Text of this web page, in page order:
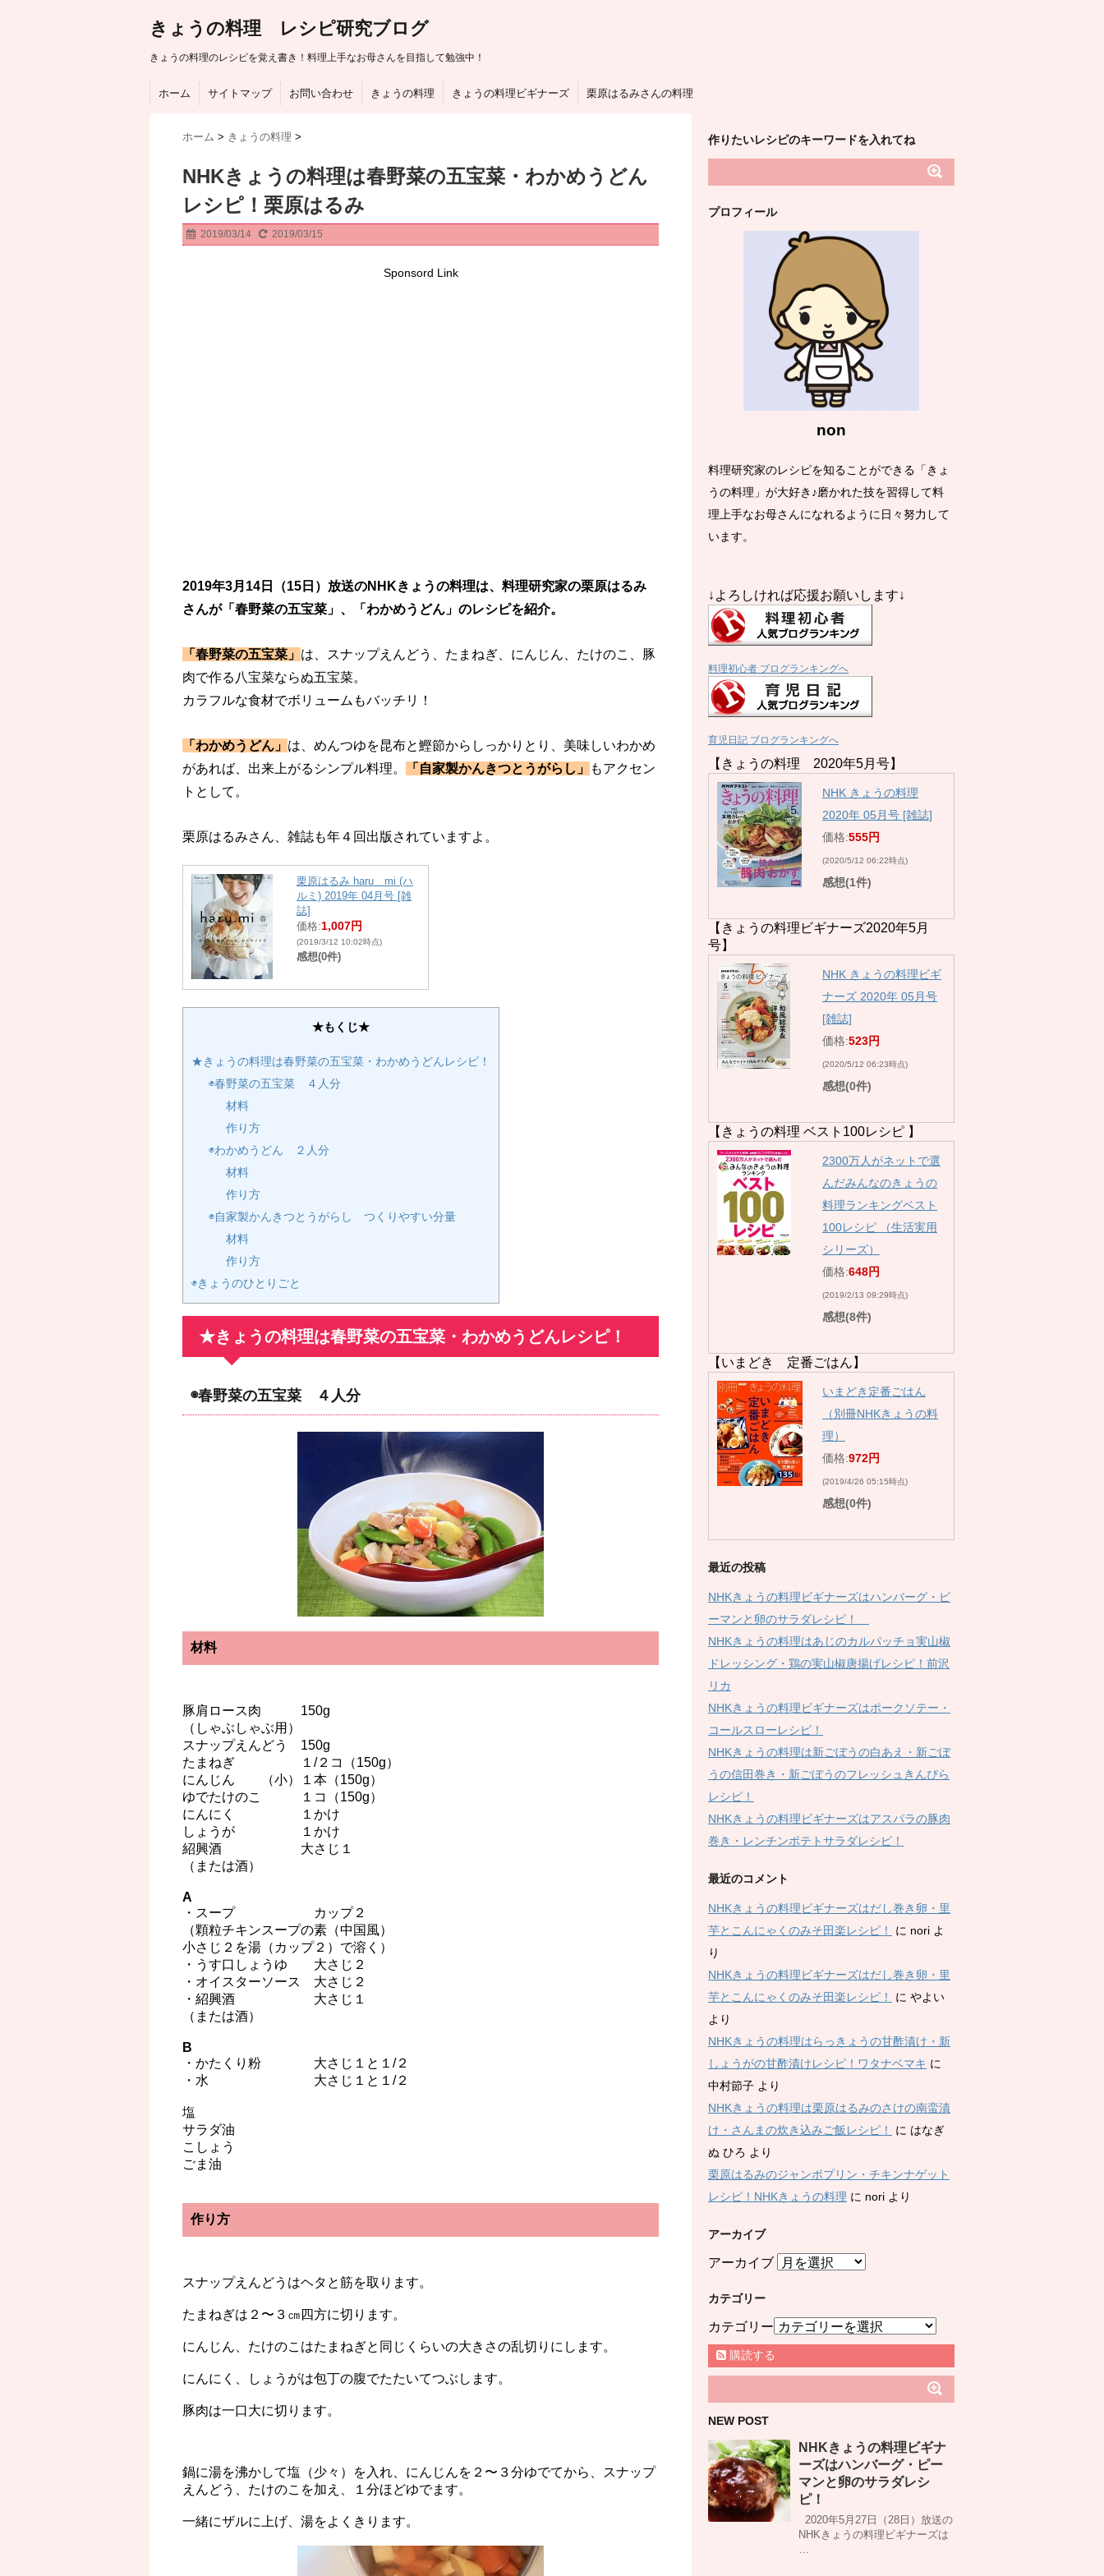
きょうの料理 レシピ研究ブログ
きょうの料理のレシピを覚え書き！料理上手なお母さんを目指して勉強中！
ホーム サイトマップ お問い合わせ きょうの料理 きょうの料理ビギナーズ 栗原はるみさんの料理
ホーム > きょうの料理 >
NHKきょうの料理は春野菜の五宝菜・わかめうどん
レシピ！栗原はるみ
2019/03/14 2019/03/15
Sponsord Link
2019年3月14日（15日）放送のNHKきょうの料理は、料理研究家の栗原はるみ
さんが「春野菜の五宝菜」、「わかめうどん」のレシピを紹介。
「春野菜の五宝菜」 は、スナップえんどう、たまねぎ、にんじん、たけのこ、豚
肉で作る八宝菜ならぬ五宝菜。
カラフルな食材でボリュームもバッチリ！
「わかめうどん」 は、めんつゆを昆布と鰹節からしっかりとり、美味しいわかめ
があれば、出来上がるシンプル料理。
「自家製かんきつとうがらし」
もアクセン
トとして。
栗原はるみさん、雑誌も年４回出版されていますよ。
栗原はるみ haru＿mi (ハ
ルミ) 2019年 04月号 [雑
誌]
価格:1,007円
(2019/3/12 10:02時点)
感想(0件)
★もくじ★
★きょうの料理は春野菜の五宝菜・わかめうどんレシピ！
◉春野菜の五宝菜 ４人分
材料
作り方
◉わかめうどん ２人分
材料
作り方
◉自家製かんきつとうがらし つくりやすい分量
材料
作り方
◉きょうのひとりごと
★きょうの料理は春野菜の五宝菜・わかめうどんレシピ！
◉春野菜の五宝菜 ４人分
材料
豚肩ロース肉 150g
（しゃぶしゃぶ用）
スナップえんどう 150g
たまねぎ １/２コ（150g）
にんじん （小）１本（150g）
ゆでたけのこ １コ（150g）
にんにく １かけ
しょうが １かけ
紹興酒 大さじ１
（または酒）
A
・スープ カップ２
（顆粒チキンスープの素（中国風）
小さじ２を湯（カップ２）で溶く）
・うす口しょうゆ 大さじ２
・オイスターソース 大さじ２
・紹興酒 大さじ１
（または酒）
B
・かたくり粉 大さじ１と１/２
・水 大さじ１と１/２
塩
サラダ油
こしょう
ごま油
作り方
スナップえんどうはヘタと筋を取ります。
たまねぎは２〜３㎝四方に切ります。
にんじん、たけのこはたまねぎと同じくらいの大きさの乱切りにします。
にんにく、しょうがは包丁の腹でたたいてつぶします。
豚肉は一口大に切ります。
鍋に湯を沸かして塩（少々）を入れ、にんじんを２〜３分ゆでてから、スナップ
えんどう、たけのこを加え、１分ほどゆでます。
一緒にザルに上げ、湯をよくきります。
作りたいレシピのキーワードを入れてね
プロフィール
non
料理研究家のレシピを知ることができる「きょ
うの料理」が大好き♪磨かれた技を習得して料
理上手なお母さんになれるように日々努力して
います。
↓よろしければ応援お願いします↓
料理初心者 ブログランキングへ
育児日記 ブログランキングへ
【きょうの料理 2020年5月号】
NHK きょうの料理
2020年 05月号 [雑誌]
価格:555円
(2020/5/12 06:22時点)
感想(1件)
【きょうの料理ビギナーズ2020年5月
号】
NHK きょうの料理ビギ
ナーズ 2020年 05月号
[雑誌]
価格:523円
(2020/5/12 06:23時点)
感想(0件)
【きょうの料理 ベスト100レシピ 】
2300万人がネットで選
んだみんなのきょうの
料理ランキングベスト
100レシピ （生活実用
シリーズ）
価格:648円
(2019/2/13 09:29時点)
感想(8件)
【いまどき 定番ごはん】
いまどき定番ごはん
（別冊NHKきょうの料
理）
価格:972円
(2019/4/26 05:15時点)
感想(0件)
最近の投稿
NHKきょうの料理ビギナーズはハンバーグ・ピ
ーマンと卵のサラダレシピ！
NHKきょうの料理はあじのカルパッチョ実山椒
ドレッシング・鶏の実山椒唐揚げレシピ！前沢
リカ
NHKきょうの料理ビギナーズはポークソテー・
コールスローレシピ！
NHKきょうの料理は新ごぼうの白あえ・新ごぼ
うの信田巻き・新ごぼうのフレッシュきんぴら
レシピ！
NHKきょうの料理ビギナーズはアスパラの豚肉
巻き・レンチンポテトサラダレシピ！
最近のコメント
NHKきょうの料理ビギナーズはだし巻き卵・里
芋とこんにゃくのみそ田楽レシピ！
に nori よ
り
NHKきょうの料理ビギナーズはだし巻き卵・里
芋とこんにゃくのみそ田楽レシピ！
に やよい
より
NHKきょうの料理はらっきょうの甘酢漬け・新
しょうがの甘酢漬けレシピ！ワタナベマキ に
中村節子 より
NHKきょうの料理は栗原はるみのさけの南蛮漬
け・さんまの炊き込みご飯レシピ！
に はなぎ
ぬ ひろ より
栗原はるみのジャンボプリン・チキンナゲット
レシピ！NHKきょうの料理 に nori より
アーカイブ
アーカイブ
カテゴリー
カテゴリー
購読する
NEW POST
NHKきょうの料理ビギナ
ーズはハンバーグ・ピー
マンと卵のサラダレシ
ピ！
2020年5月27日（28日）放送の
NHKきょうの料理ビギナーズは
…